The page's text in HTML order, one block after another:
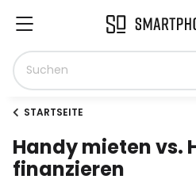
STARTSEITE
Handy mieten vs.
finanzieren